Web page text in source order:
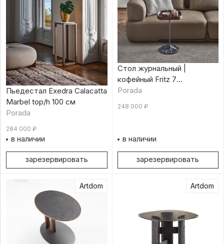
Пьедестал Exedra Calacatta
Marbel top/h 100 см
Porada
284 000 ₽
в наличии
зарезервировать
Стол журнальный |
кофейный Fritz 7
Canaletta/Rosso Bulgaro
Porada
248 000 ₽
в наличии
зарезервировать
Artdom Artdom